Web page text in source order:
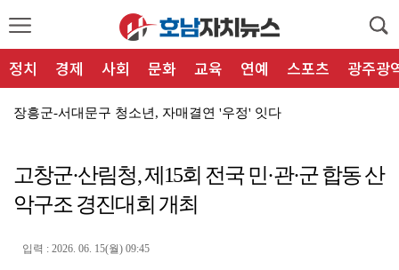
정치 경제 사회 문화 교육 연예 스포츠 광주광
장흥군-서대문구 청소년, 자매결연 '우정' 잇다
순천농협 주암지점, 교촌치킨 연계 청양홍고추 11농가 ...
전북특별자치도, '피지컬 AI 기반 K-재난로봇 실증연...
고창군·산림청, 제15회 전국 민·관·군 합동 산
악구조 경진대회 개최
입력 : 2026. 06. 15(월) 09:45